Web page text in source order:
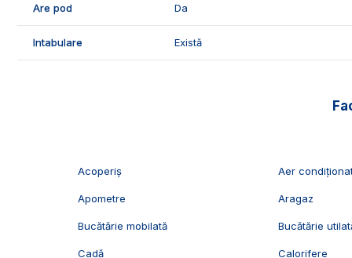
📞Pentru mai multe detalii sau pentru programarea
Exclusiv Imobiliare Alba!
Are pod Da
Intabulare Există
Acoperiș Aer
Apometre Aragaz
Bucătărie mobilată Bucătărie
Cadă Calorifere